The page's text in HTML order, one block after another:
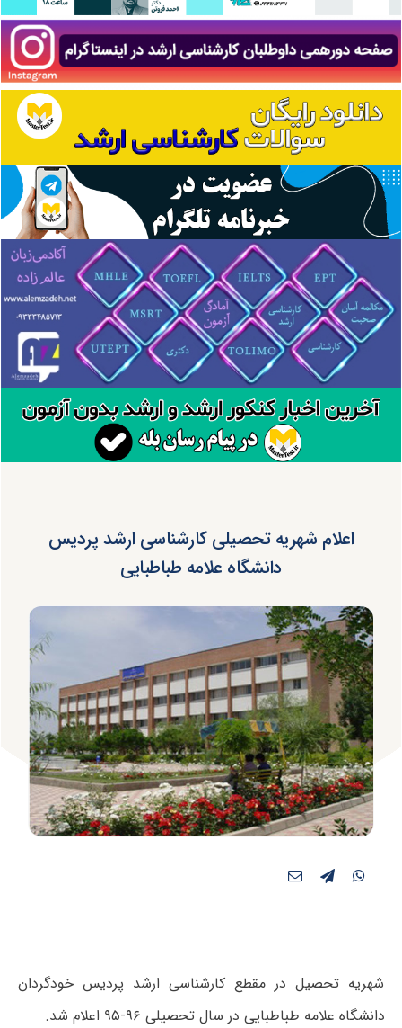
اعلام شهریه تحصیلی کارشناسی ارشد پردیس
دانشگاه علامه طباطبایی
شهریه تحصیل در مقطع کارشناسی ارشد پردیس خودگردان
دانشگاه علامه طباطبایی در سال تحصیلی ۹۶-۹۵ اعلام شد.